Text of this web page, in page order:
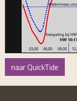
naar QuickTide